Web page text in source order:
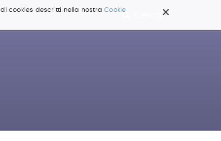
×
di cookies descritti nella nostraCookie
Cerca ...